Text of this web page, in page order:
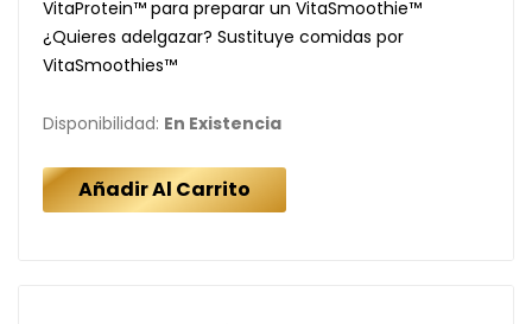
VitaProtein™ para preparar un VitaSmoothie™
¿Quieres adelgazar? Sustituye comidas por
VitaSmoothies™
Disponibilidad: En Existencia
Añadir Al Carrito